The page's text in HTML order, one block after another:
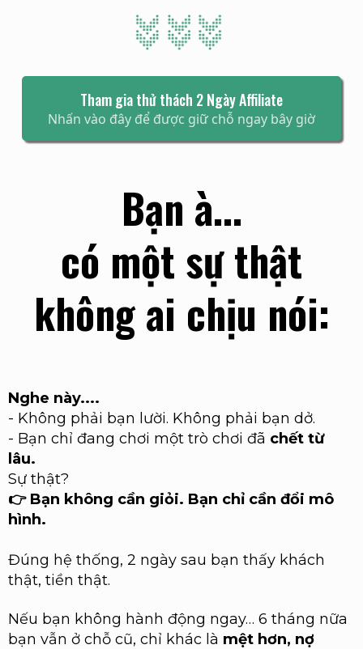
Tham gia thử thách 2 Ngày Affiliate
Nhấn vào đây để được giữ chỗ ngay bây giờ
Bạn à...
có một sự thật
không ai chịu nói:
Nghe này....
- Không phải bạn lười. Không phải bạn dở.
- Bạn chỉ đang chơi một trò chơi đã chết từ
lâu.
Sự thật?
👉 Bạn không cần giỏi. Bạn chỉ cần đổi mô
hình.
Đúng hệ thống, 2 ngày sau bạn thấy khách
thật, tiền thật.
Nếu bạn không hành động ngay… 6 tháng nữa
bạn vẫn ở chỗ cũ, chỉ khác là mệt hơn, nợ